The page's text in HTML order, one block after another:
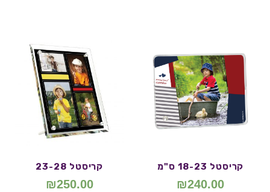
קריסטל 18-23 ס"מ
₪240.00
קריסטל 23-28
₪250.00